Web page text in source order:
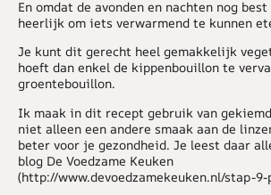
En omdat de avonden en nachten nog
heerlijk om iets verwarmend te kunnen
Je kunt dit gerecht heel gemakkelijk
hoeft dan enkel de kippenbouillon te
groentebouillon.
Ik maak in dit recept gebruik van
niet alleen een andere smaak aan de
beter voor je gezondheid. Je leest daar
blog De Voedzame Keuken
(http://www.devoedzamekeuken.nl/stap-